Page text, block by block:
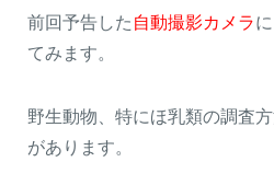
メルマガ登録
ご相談
お問い合わせ
前回予告した 自動撮影カメラ
てみます。
野生動物、特にほ乳類の調査
があります。